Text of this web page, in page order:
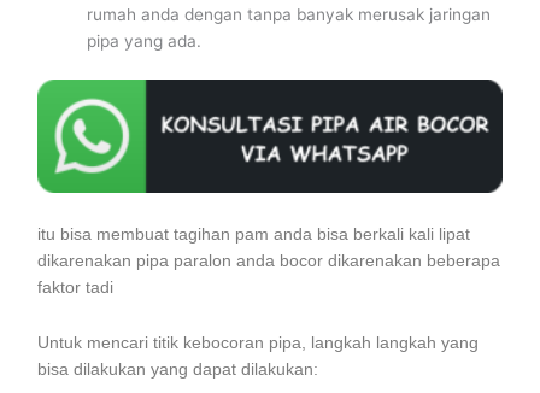
rumah anda dengan tanpa banyak merusak jaringan
pipa yang ada.
itu bisa membuat tagihan pam anda bisa berkali kali lipat
dikarenakan pipa paralon anda bocor dikarenakan beberapa
faktor tadi
Untuk mencari titik kebocoran pipa, langkah langkah yang
bisa dilakukan yang dapat dilakukan: